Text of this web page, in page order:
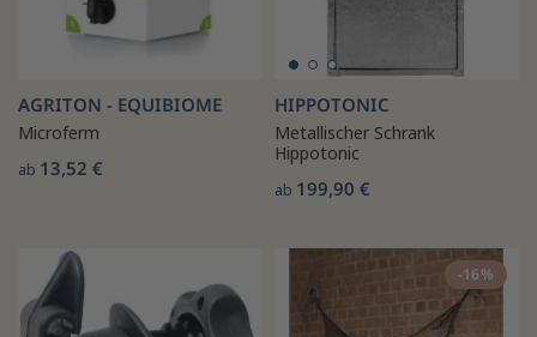
AGRITON - EQUIBIOME
Microferm
ab 13,52 €
HIPPOTONIC
Metallischer Schrank
Hippotonic
ab 199,90 €
-16%